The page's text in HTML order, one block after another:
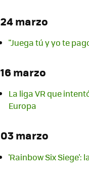
24 marzo
"Juega tú y yo te
16 marzo
La liga VR que
Europa
03 marzo
'Rainbow Six